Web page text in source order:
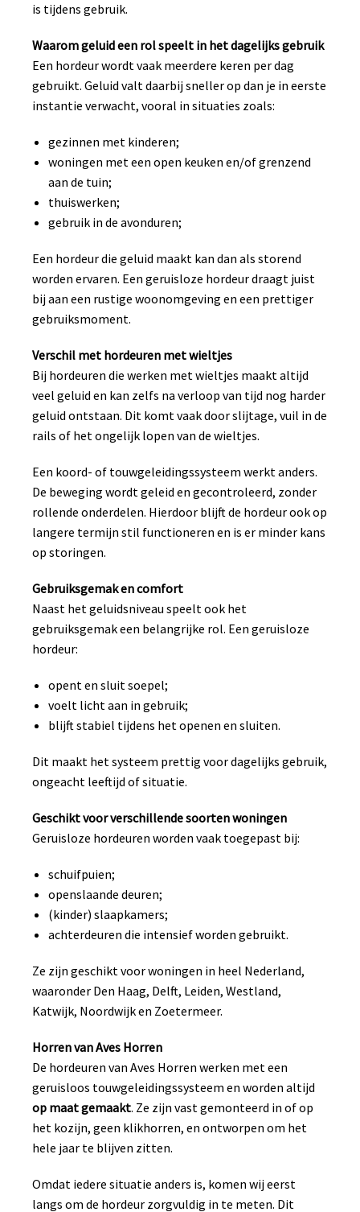
is tijdens gebruik.
Waarom geluid een rol speelt in het dagelijks gebruik
Een hordeur wordt vaak meerdere keren per dag
gebruikt. Geluid valt daarbij sneller op dan je in eerste
instantie verwacht, vooral in situaties zoals:
gezinnen met kinderen;
woningen met een open keuken en/of grenzend
aan de tuin;
thuiswerken;
gebruik in de avonduren;
Een hordeur die geluid maakt kan dan als storend
worden ervaren. Een geruisloze hordeur draagt juist
bij aan een rustige woonomgeving en een prettiger
gebruiksmoment.
Verschil met hordeuren met wieltjes
Bij hordeuren die werken met wieltjes maakt altijd
veel geluid en kan zelfs na verloop van tijd nog harder
geluid ontstaan. Dit komt vaak door slijtage, vuil in de
rails of het ongelijk lopen van de wieltjes.
Een koord- of touwgeleidingssysteem werkt anders.
De beweging wordt geleid en gecontroleerd, zonder
rollende onderdelen. Hierdoor blijft de hordeur ook op
langere termijn stil functioneren en is er minder kans
op storingen.
Gebruiksgemak en comfort
Naast het geluidsniveau speelt ook het
gebruiksgemak een belangrijke rol. Een geruisloze
hordeur:
opent en sluit soepel;
voelt licht aan in gebruik;
blijft stabiel tijdens het openen en sluiten.
Dit maakt het systeem prettig voor dagelijks gebruik,
ongeacht leeftijd of situatie.
Geschikt voor verschillende soorten woningen
Geruisloze hordeuren worden vaak toegepast bij:
schuifpuien;
openslaande deuren;
(kinder) slaapkamers;
achterdeuren die intensief worden gebruikt.
Ze zijn geschikt voor woningen in heel Nederland,
waaronder Den Haag, Delft, Leiden, Westland,
Katwijk, Noordwijk en Zoetermeer.
Horren van Aves Horren
De hordeuren van Aves Horren werken met een
geruisloos touwgeleidingssysteem en worden altijd
op maat gemaakt. Ze zijn vast gemonteerd in of op
het kozijn, geen klikhorren, en ontworpen om het
hele jaar te blijven zitten.
Omdat iedere situatie anders is, komen wij eerst
langs om de hordeur zorgvuldig in te meten. Dit